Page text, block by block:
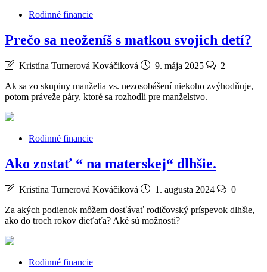
Rodinné financie
Prečo sa neoženíš s matkou svojich detí?
Kristína Turnerová Kováčiková 9. mája 2025
2
Ak sa zo skupiny manželia vs. nezosobášení niekoho zvýhodňuje,
potom práveže páry, ktoré sa rozhodli pre manželstvo.
Rodinné financie
Ako zostať “ na materskej“ dlhšie.
Kristína Turnerová Kováčiková 1. augusta 2024
0
Za akých podienok môžem dosťávať rodičovský príspevok dlhšie,
ako do troch rokov dieťaťa? Aké sú možnosti?
Rodinné financie